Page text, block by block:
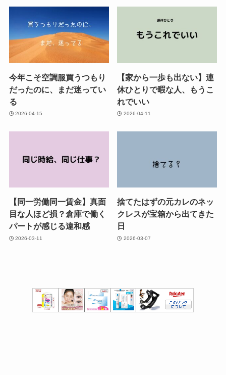
今年こそ空調服買うつもり
だったのに、まだ迷ってい
る
2026-04-15
【家から一歩も出ない】連
休ひとりで暇な人、もうこ
れでいい
2026-04-11
【同一労働同一賃金】真面
目な人ほど損？倉庫で働く
パートが感じる違和感
2026-03-11
捨てたはずの元カレのネッ
クレスが宝箱から出てきた
日
2026-03-07